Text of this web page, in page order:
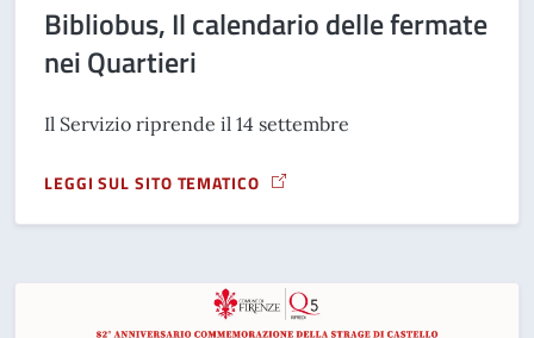
Bibliobus, Il calendario delle fermate
nei Quartieri
Il Servizio riprende il 14 settembre
LEGGI SUL SITO TEMATICO
A PROPOSITO DI BIBLIOBUS, IL CALENDARIO DELLE